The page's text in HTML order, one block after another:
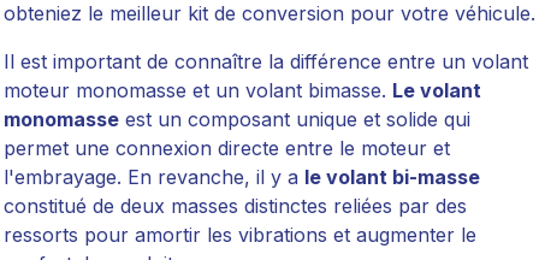
obteniez le meilleur kit de conversion pour votre véhicule.
Il est important de connaître la différence entre un volant
moteur monomasse et un volant bimasse. Le volant
monomasseest un composant unique et solide qui
permet une connexion directe entre le moteur et
l'embrayage. En revanche, il y a le volant bi-masse
constitué de deux masses distinctes reliées par des
ressorts pour amortir les vibrations et augmenter le